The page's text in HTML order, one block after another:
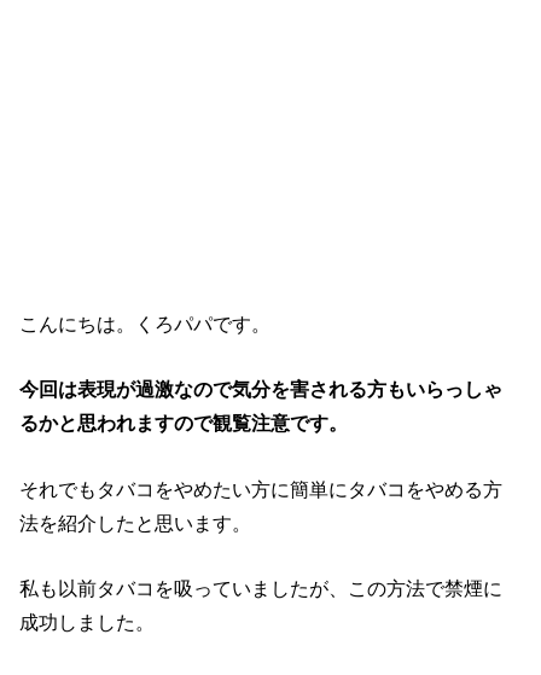
こんにちは。くろパパです。
今回は表現が過激なので気分を害される方もいらっしゃ
るかと思われますので観覧注意です。
それでもタバコをやめたい方に簡単にタバコをやめる方
法を紹介したと思います。
私も以前タバコを吸っていましたが、この方法で禁煙に
成功しました。